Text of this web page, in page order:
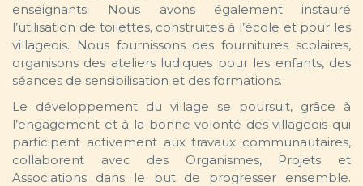
enseignants. Nous avons également instauré
l’utilisation de toilettes, construites à l’école et pour les
villageois. Nous fournissons des fournitures scolaires,
organisons des ateliers ludiques pour les enfants, des
séances de sensibilisation et des formations.
Le développement du village se poursuit, grâce à
l’engagement et à la bonne volonté des villageois qui
participent activement aux travaux communautaires,
collaborent avec des Organismes, Projets et
Associations dans le but de progresser ensemble.